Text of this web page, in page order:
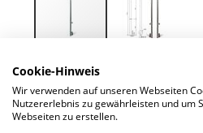
Zum
Anfang
der
Bildergalerie
Details
Cookie-Hinweis
Wir verwenden auf unseren Webseiten
Nutzererlebnis zu gewährleisten und um
Webseiten zu erstellen.